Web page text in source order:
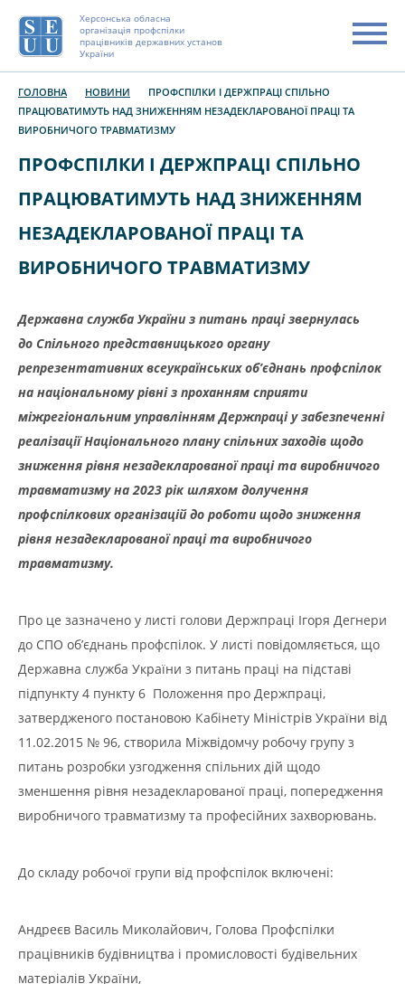
Херсонська обласна
організація профспілки
працівників державних установ
України
ГОЛОВНА НОВИНИ
ПРОФСПІЛКИ І ДЕРЖПРАЦІ СПІЛЬНО
ПРАЦЮВАТИМУТЬ НАД ЗНИЖЕННЯМ НЕЗАДЕКЛАРОВАНОЇ ПРАЦІ ТА
ВИРОБНИЧОГО ТРАВМАТИЗМУ
ПРОФСПІЛКИ І ДЕРЖПРАЦІ СПІЛЬНО
ПРАЦЮВАТИМУТЬ НАД ЗНИЖЕННЯМ
НЕЗАДЕКЛАРОВАНОЇ ПРАЦІ ТА
ВИРОБНИЧОГО ТРАВМАТИЗМУ
Державна служба України з питань праці звернулась
до Спільного представницького органу
репрезентативних всеукраїнських об’єднань профспілок
на національному рівні з проханням сприяти
міжрегіональним управлінням Держпраці у забезпеченні
реалізації Національного плану спільних заходів щодо
зниження рівня незадекларованої праці та виробничого
травматизму на 2023 рік шляхом долучення
профспілкових організацій до роботи щодо зниження
рівня незадекларованої праці та виробничого
травматизму.
Про це зазначено у листі голови Держпраці Ігоря Дегнери
до СПО об’єднань профспілок. У листі повідомляється, що
Державна служба України з питань праці на підставі
підпункту 4 пункту 6 Положення про Держпраці,
затвердженого постановою Кабінету Міністрів України від
11.02.2015 № 96, створила Міжвідомчу робочу групу з
питань розробки узгодження спільних дій щодо
зменшення рівня незадекларованої праці, попередження
виробничого травматизму та професійних захворювань.
До складу робочої групи від профспілок включені:
Андреєв Василь Миколайович, Голова Профспілки
працівників будівництва і промисловості будівельних
матеріалів України,